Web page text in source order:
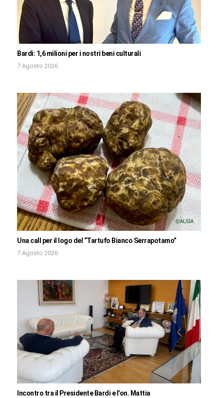
Bardi: 1,6 milioni per i nostri beni culturali
7 Agosto 2026
Una call per il logo del “Tartufo Bianco Serrapotamo”
7 Agosto 2026
Incontro tra il Presidente Bardi e l’on. Mattia